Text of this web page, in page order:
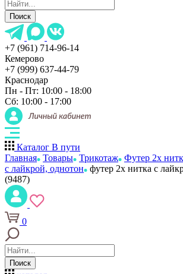
Поиск
+7 (961) 714-96-14
Кемерово
+7 (999) 637-44-79
Краснодар
Пн - Пт: 10:00 - 18:00
Сб: 10:00 - 17:00
Каталог В пути
Главная Товары Трикотаж Футер 2х
с лайкрой, однотон
футер 2х нитка с
(9487)
0
Поиск